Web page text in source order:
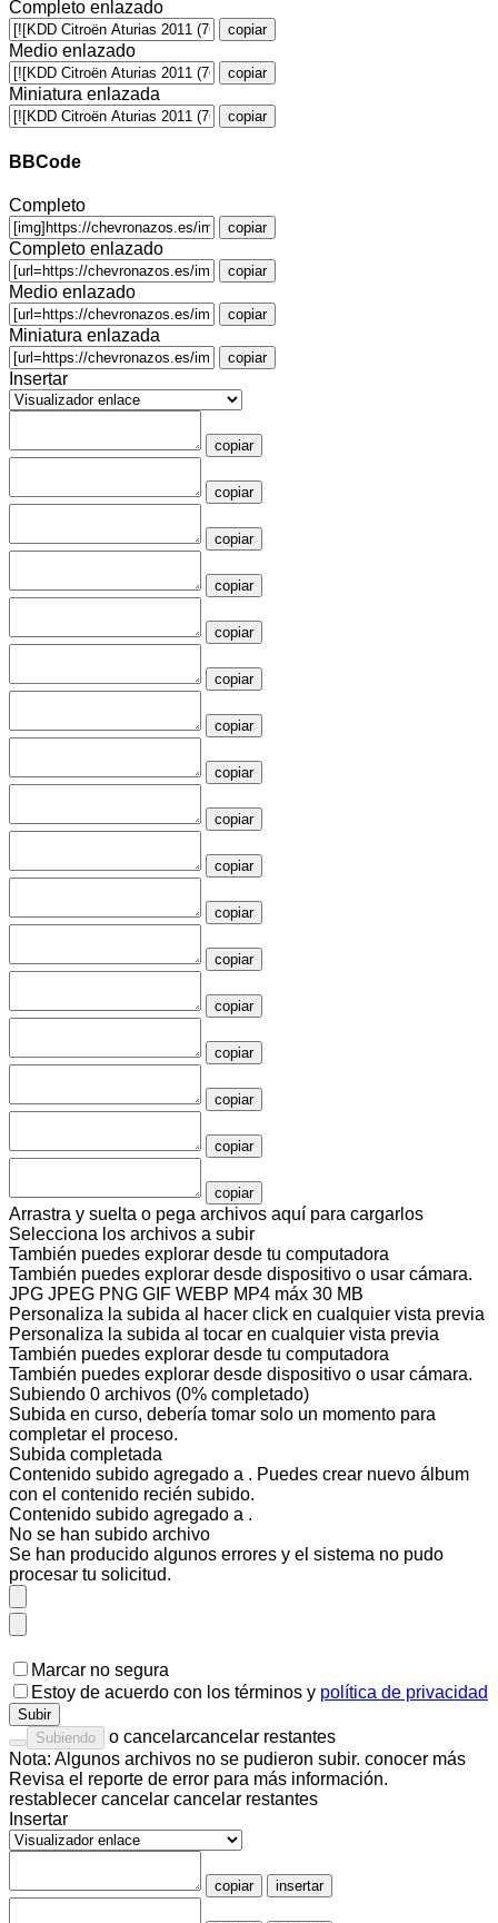
Completo enlazado
copiar
Medio enlazado
copiar
Miniatura enlazada
copiar
BBCode
Completo
copiar
Completo enlazado
copiar
Medio enlazado
copiar
Miniatura enlazada
copiar
Insertar
copiar
copiar
copiar
copiar
copiar
copiar
copiar
copiar
copiar
copiar
copiar
copiar
copiar
copiar
copiar
copiar
copiar
Arrastra y suelta o pega archivos aquí para cargarlos
Selecciona los archivos a subir
También puedes explorar desde tu computadora
También puedes explorar desde dispositivo o usar cámara.
JPG JPEG PNG GIF WEBP MP4 máx 30 MB
Personaliza la subida al hacer click en cualquier vista previa
Personaliza la subida al tocar en cualquier vista previa
También puedes explorar desde tu computadora
También puedes explorar desde dispositivo o usar cámara.
Subiendo 0 archivos (0% completado)
Subida en curso, debería tomar solo un momento para
completar el proceso.
Subida completada
Contenido subido agregado a . Puedes crear nuevo álbum
con el contenido recién subido.
Contenido subido agregado a .
No se han subido archivo
Se han producido algunos errores y el sistema no pudo
procesar tu solicitud.
Marcar no segura
Estoy de acuerdo con los términos y política de privacidad
Subir
Subiendo
o cancelarcancelar restantes
Nota: Algunos archivos no se pudieron subir. conocer más
Revisa el reporte de error para más información.
restablecer cancelar cancelar restantes
Insertar
copiar insertar